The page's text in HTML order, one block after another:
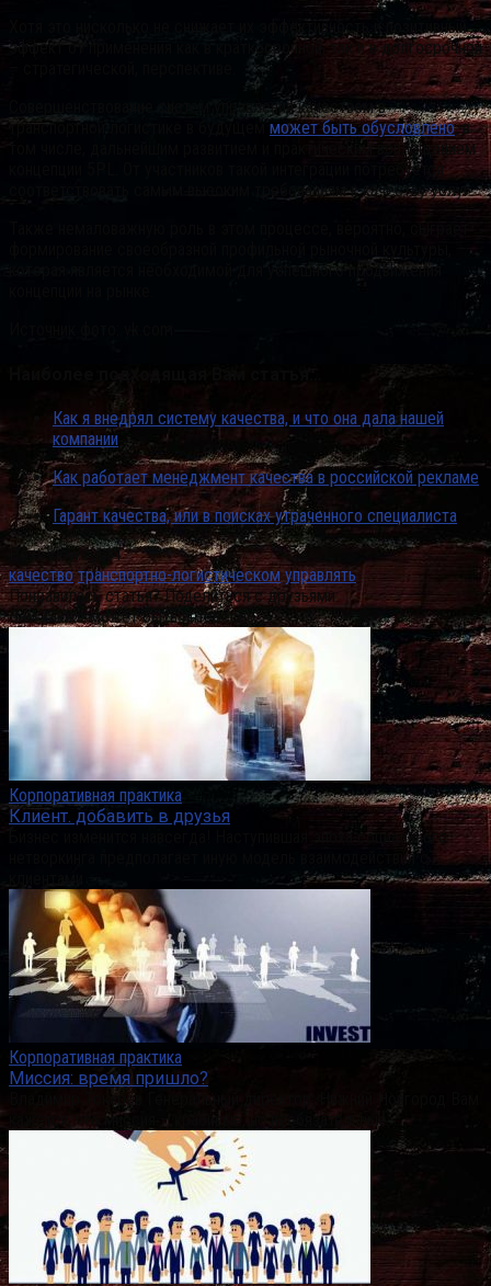
Хотя это нисколько не снижает их эффективность и позитивный
эффект от применения как в краткосрочной, так и в долгосрочной
Совершенствование систем управления качеством в
транспортной логистике в будущем может быть обусловлено, в
том числе, дальнейшим развитием и практическим воплощением
концепции 5PL. От участников такой интеграции потребуется
соответствовать самым высоким требованиям к качеству услуг.
которая является необходимой для успешного продвижения
Как я внедрял систему качества, и что она дала нашей
компании
Как работает менеджмент качества в российской рекламе
Гарант качества, или в поисках утраченного специалиста
Post Views:114
качество транспортно-логистическом управлять
Понравилась статья? Поделиться с друзьями:
Вам также может быть интересно
Корпоративная практика
Клиент. добавить в друзья
Бизнес изменится навсегда! Наступившая эпоха социального
нетворкинга предполагает иную модель взаимодействия с
Корпоративная практика
Миссия: время пришло?
Владимир Токарев Генеральный директор, Нижний Новгород Вам
кажется, что миссия – красивые, но необязательные